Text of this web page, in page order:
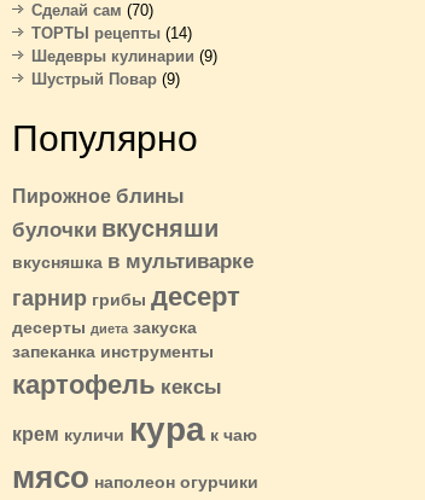
Сделай сам (70)
ТОРТЫ рецепты (14)
Шедевры кулинарии (9)
Шустрый Повар (9)
Популярно
Пирожное блины
булочки вкусняши
вкусняшка в мультиварке
гарнир грибы десерт
десерты диета закуска
запеканка инструменты
картофель кексы
крем куличи кура к чаю
мясо наполеон огурчики